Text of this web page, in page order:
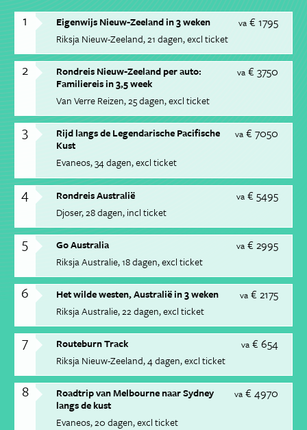
1 va € 1795
Eigenwijs Nieuw-Zeeland in 3 weken
Riksja Nieuw-Zeeland 21 dagen excl ticket
2 va € 3750
Rondreis Nieuw-Zeeland per auto:
Familiereis in 3,5 week
Van Verre Reizen 25 dagen excl ticket
3 va € 7050
Rijd langs de Legendarische Pacifische
Kust
Evaneos 34 dagen excl ticket
4 va € 5495
Rondreis Australië
Djoser 28 dagen incl ticket
5 va € 2995
Go Australia
Riksja Australie 18 dagen excl ticket
6 va € 2175
Het wilde westen, Australië in 3 weken
Riksja Australie 22 dagen excl ticket
7 va € 654
Routeburn Track
Riksja Nieuw-Zeeland 4 dagen excl ticket
8 va € 4970
Roadtrip van Melbourne naar Sydney
langs de kust
Evaneos 20 dagen excl ticket